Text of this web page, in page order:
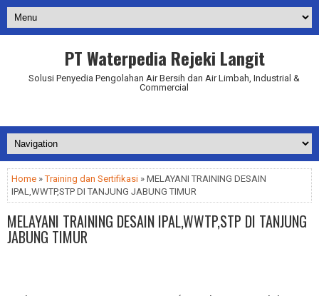
PT Waterpedia Rejeki Langit
Solusi Penyedia Pengolahan Air Bersih dan Air Limbah, Industrial &
Commercial
Home »Training dan Sertifikasi » MELAYANI TRAINING DESAIN
IPAL,WWTP,STP DI TANJUNG JABUNG TIMUR
MELAYANI TRAINING DESAIN IPAL,WWTP,STP DI TANJUNG
JABUNG TIMUR